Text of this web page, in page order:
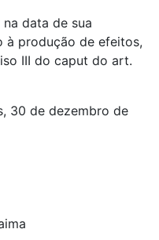
data de sua
à produção de efeitos,
III do caput do art.
30 de dezembro de